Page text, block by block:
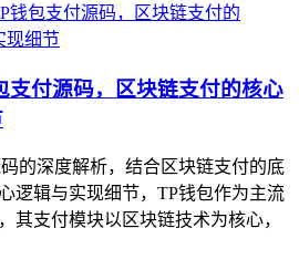
支付源码，区块链支付的核心
的深度解析，结合区块链支付的底
逻辑与实现细节，TP钱包作为主流
其支付模块以区块链技术为核心，